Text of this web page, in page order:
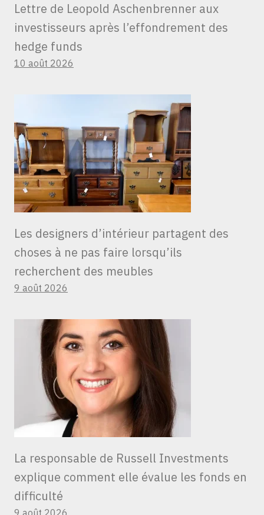
Lettre de Leopold Aschenbrenner aux
investisseurs après l’effondrement des
hedge funds
10 août 2026
Les designers d’intérieur partagent des
choses à ne pas faire lorsqu’ils
recherchent des meubles
9 août 2026
La responsable de Russell Investments
explique comment elle évalue les fonds en
difficulté